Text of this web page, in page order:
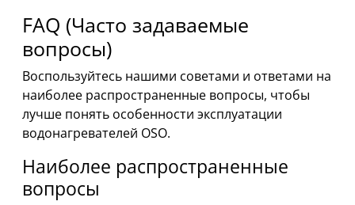
FAQ (Часто задаваемые
вопросы)
Воспользуйтесь нашими советами и ответами на
наиболее распространенные вопросы, чтобы
лучше понять особенности эксплуатации
водонагревателей OSO.
Наиболее распространенные
вопросы